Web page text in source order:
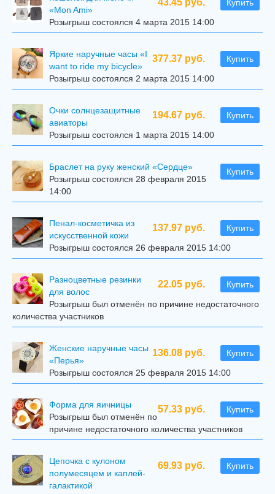
43.45 руб. Купить
«Mon Ami»
Розыгрыш состоялся 4 марта 2015 14:00
377.37 руб. Купить
Яркие наручные часы «I
want to ride my bicycle»
Розыгрыш состоялся 2 марта 2015 14:00
194.67 руб. Купить
Очки солнцезащитные
авиаторы
Розыгрыш состоялся 1 марта 2015 14:00
Купить
Браслет на руку женский «Сердце»
Розыгрыш состоялся 28 февраля 2015
14:00
137.97 руб. Купить
Пенал-косметичка из
искусственной кожи
Розыгрыш состоялся 26 февраля 2015 14:00
22.05 руб. Купить
Разноцветные резинки
для волос
Розыгрыш был отменён по причине недостаточного
количества участников
136.08 руб. Купить
Женские наручные часы
«Перья»
Розыгрыш состоялся 25 февраля 2015 14:00
57.33 руб. Купить
Форма для яичницы
Розыгрыш был отменён по
причине недостаточного количества участников
69.93 руб. Купить
Цепочка с кулоном
полумесяцем и каплей-
галактикой